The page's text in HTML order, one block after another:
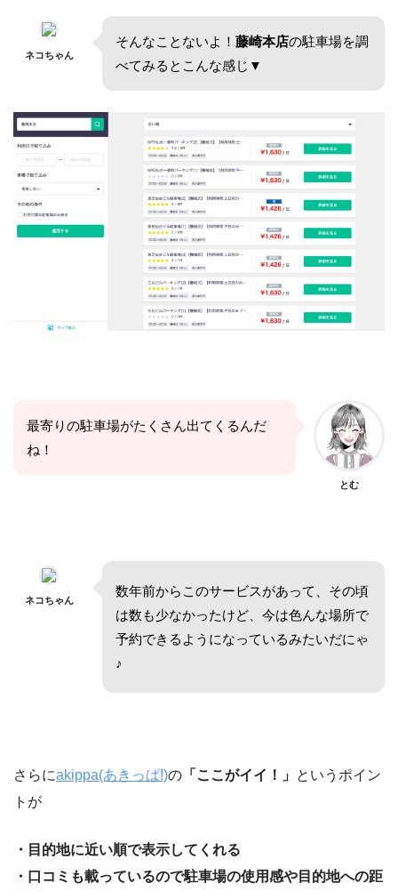
ネコちゃん
そんなことないよ！ 藤崎本店の駐車場を調
べてみるとこんな感じ▼
最寄りの駐車場がたくさん出てくるんだ
ね！
とむ
ネコちゃん
数年前からこのサービスがあって、その頃
は数も少なかったけど、今は色んな場所で
予約できるようになっているみたいだにゃ
♪
さらにakippa(あきっぱ!)の 「ここがイイ！」 というポイン
トが
・目的地に近い順で表示してくれる
・口コミも載っているので駐車場の使用感や目的地への距